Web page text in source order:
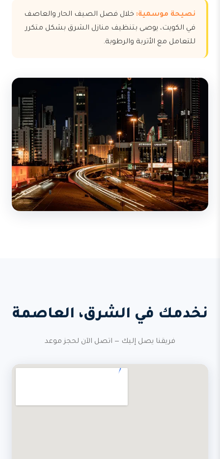
نصيحة موسمية: خلال فصل الصيف الحار والعاصف
في الكويت، يوصى بتنظيف منازل الشرق بشكل متكرر
للتعامل مع الأتربة والرطوبة.
نخدمك في الشرق، العاصمة
فريقنا يصل إليك — اتصل الآن لحجز موعد